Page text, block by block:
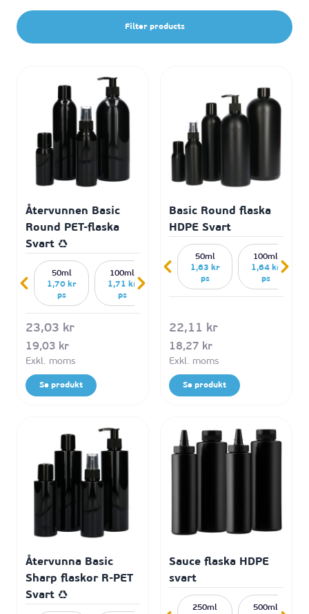
Filter products
Återvunnen Basic
Round PET-flaska
Svart ♻
50ml
1,70 kr
ps
100ml
1,71 kr
ps
250ml
1,73 kr
ps
1,84 kr
ps
23,03 kr
19,03 kr
Se produkt
Basic Round flaska
HDPE Svart
50ml
1,63 kr
ps
100ml
1,64 kr
ps
22,11 kr
18,27 kr
Se produkt
Återvunna Basic
Sharp flaskor R-PET
Svart ♻
Sauce flaska HDPE
svart
250ml
500ml